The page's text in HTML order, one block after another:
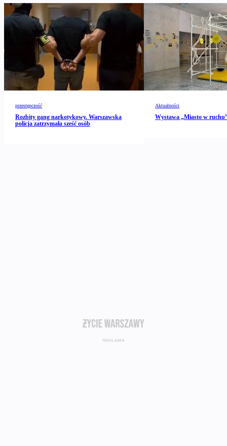
przestępczość
Rozbity gang narkotykowy. Warszawska
policja zatrzymała sześć osób
Aktualności
Wystawa „Miasto w